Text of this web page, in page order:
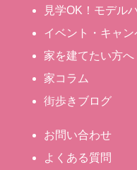
見学OK！モデル
イベント・キャン
家を建てたい方へ
家コラム
街歩きブログ
お問い合わせ
よくある質問